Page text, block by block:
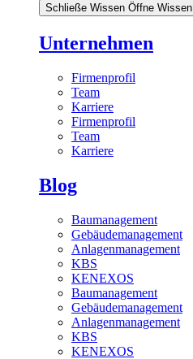
Schließe Wissen Öffne Wissen
Unternehmen
Firmenprofil
Team
Karriere
Firmenprofil
Team
Karriere
Blog
Baumanagement
Gebäudemanagement
Anlagenmanagement
KBS
KENEXOS
Baumanagement
Gebäudemanagement
Anlagenmanagement
KBS
KENEXOS